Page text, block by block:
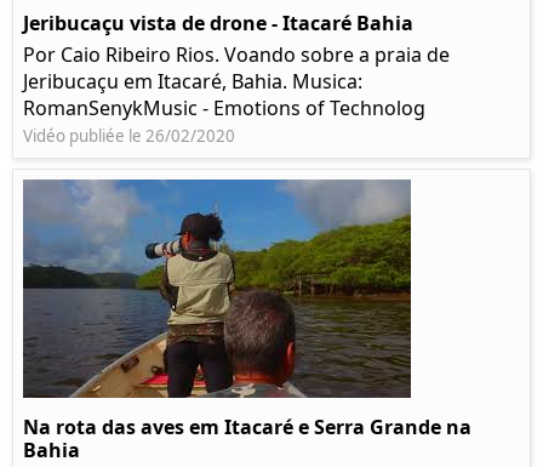
Jeribucaçu vista de drone - Itacaré Bahia
Por Caio Ribeiro Rios. Voando sobre a praia de
Jeribucaçu em Itacaré, Bahia. Musica:
RomanSenykMusic - Emotions of Technolog
Vidéo publiée le 26/02/2020
Na rota das aves em Itacaré e Serra Grande na
Bahia